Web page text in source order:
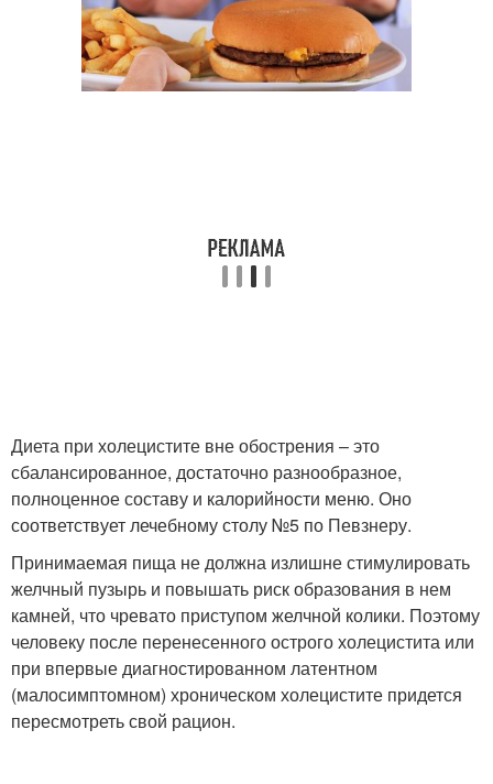
Диета при холецистите вне обострения – это
сбалансированное, достаточно разнообразное,
полноценное составу и калорийности меню. Оно
соответствует лечебному столу №5 по Певзнеру.
Принимаемая пища не должна излишне стимулировать
желчный пузырь и повышать риск образования в нем
камней, что чревато приступом желчной колики. Поэтому
человеку после перенесенного острого холецистита или
при впервые диагностированном латентном
(малосимптомном) хроническом холецистите придется
пересмотреть свой рацион.